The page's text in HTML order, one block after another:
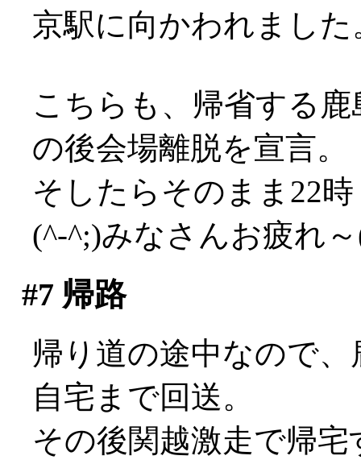
京駅に向かわれまし
こちらも、帰省する
の後会場離脱を宣言。
そしたらそのまま22
(^-^;)みなさんお疲れ
#7 帰路
帰り道の途中なので
自宅まで回送。
その後関越激走で帰